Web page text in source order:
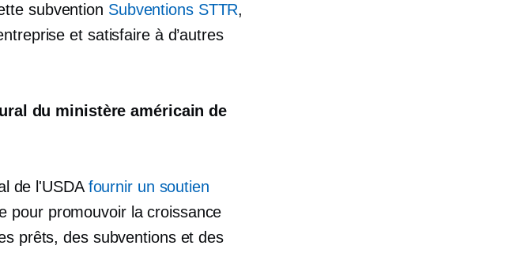
subvention Subventions STTR,
et satisfaire à d’autres
du ministère américain de
de l'USDA fournir un soutien
pour promouvoir la croissance
prêts, des subventions et des